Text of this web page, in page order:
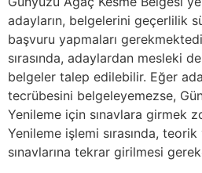
adayların, belgelerini geçerlilik
başvuru yapmaları
sırasında, adaylardan mesleki
belgeler talep edilebilir. Eğer
tecrübesini belgeleyemezse,
Yenileme için sınavlara girmek
Yenileme işlemi sırasında,
sınavlarına tekrar girilmesi